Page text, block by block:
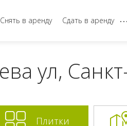
Снять в аренду Сдать в аренду ...
ул,
Плитки